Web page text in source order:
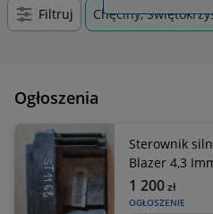
Filtruj Chęciny,
Ogłoszenia
Sterownik
Blazer 4,3
OGŁOSZENIE
1 200zł